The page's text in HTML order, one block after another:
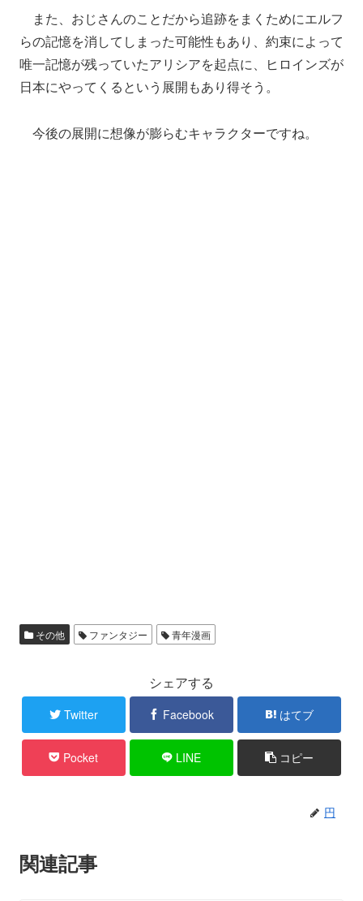
また、おじさんのことだから追跡をまくためにエルフ
らの記憶を消してしまった可能性もあり、約束によって
唯一記憶が残っていたアリシアを起点に、ヒロインズが
日本にやってくるという展開もあり得そう。
今後の展開に想像が膨らむキャラクターですね。
その他 ファンタジー 青年漫画
シェアする
Twitter Facebook はてブ
Pocket LINE コピー
円
関連記事